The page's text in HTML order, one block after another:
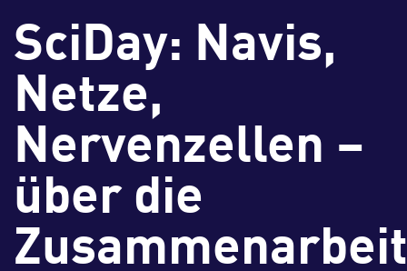
SciDay: Navis,
Netze,
Nervenzellen –
über die
Zusammenarbeit